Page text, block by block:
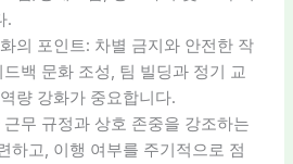
.
의 포인트: 차별 금지와 안전한 작
백 문화 조성, 팀 빌딩과 정기 교
량 강화가 중요합니다.
무 규정과 상호 존중을 강조하는
하고, 이행 여부를 주기적으로 점